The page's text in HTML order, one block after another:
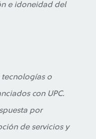
e idoneidad del
tecnologías o
con UPC.
por
de servicios y